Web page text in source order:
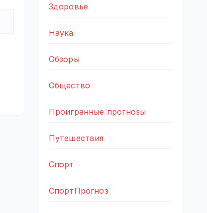
Здоровье
Наука
Обзоры
Общество
Проигранные прогнозы
Путешествия
Спорт
СпортПрогноз